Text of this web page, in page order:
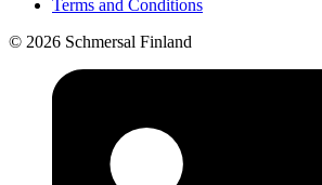
Terms and Conditions
© 2026 Schmersal Finland